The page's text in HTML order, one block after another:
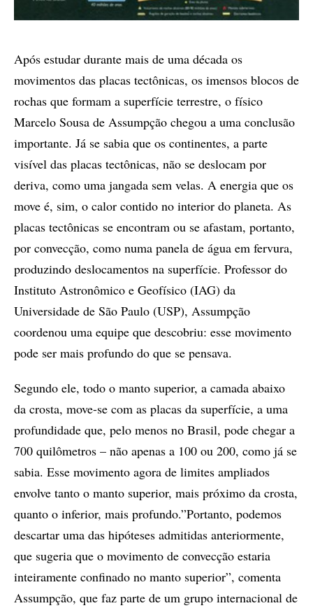
Após estudar durante mais de uma década os
movimentos das placas tectônicas, os imensos blocos de
rochas que formam a superfície terrestre, o físico
Marcelo Sousa de Assumpção chegou a uma conclusão
importante. Já se sabia que os continentes, a parte
visível das placas tectônicas, não se deslocam por
deriva, como uma jangada sem velas. A energia que os
move é, sim, o calor contido no interior do planeta. As
placas tectônicas se encontram ou se afastam, portanto,
por convecção, como numa panela de água em fervura,
produzindo deslocamentos na superfície. Professor do
Instituto Astronômico e Geofísico (IAG) da
Universidade de São Paulo (USP), Assumpção
coordenou uma equipe que descobriu: esse movimento
pode ser mais profundo do que se pensava.
Segundo ele, todo o manto superior, a camada abaixo
da crosta, move-se com as placas da superfície, a uma
profundidade que, pelo menos no Brasil, pode chegar a
700 quilômetros – não apenas a 100 ou 200, como já se
sabia. Esse movimento agora de limites ampliados
envolve tanto o manto superior, mais próximo da crosta,
quanto o inferior, mais profundo.”Portanto, podemos
descartar uma das hipóteses admitidas anteriormente,
que sugeria que o movimento de convecção estaria
inteiramente confinado no manto superior”, comenta
Assumpção, que faz parte de um grupo internacional de